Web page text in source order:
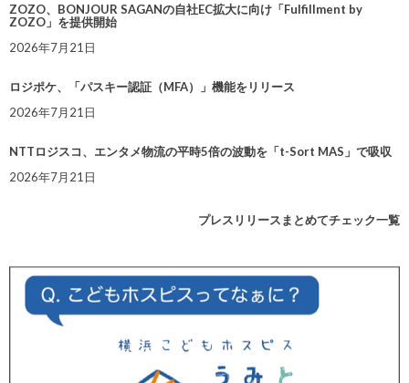
ZOZO、BONJOUR SAGANの自社EC拡大に向け「Fulfillment by
ZOZO」を提供開始
2026年7月21日
ロジポケ、「パスキー認証（MFA）」機能をリリース
2026年7月21日
NTTロジスコ、エンタメ物流の平時5倍の波動を「t-Sort MAS」で吸収
2026年7月21日
プレスリリースまとめてチェック一覧